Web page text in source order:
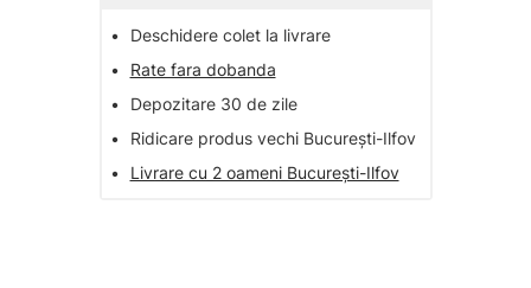
•
Deschidere colet la livrare
•
Rate fara dobanda
•
Depozitare 30 de zile
•
Ridicare produs vechi București-Ilfov
•
Livrare cu 2 oameni București-Ilfov